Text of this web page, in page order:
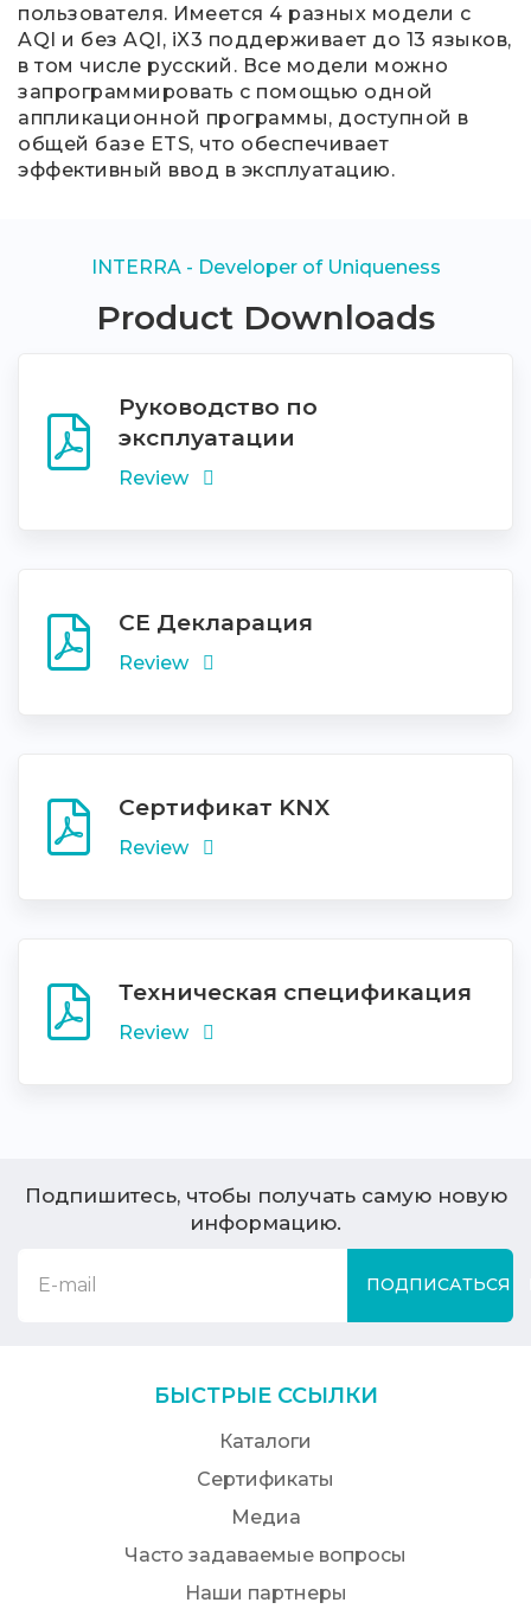
пользователя. Имеется 4 разных модели с
AQI и без AQI, iX3 поддерживает до 13 языков,
в том числе русский. Все модели можно
запрограммировать с помощью одной
аппликационной программы, доступной в
общей базе ETS, что обеспечивает
эффективный ввод в эксплуатацию.
INTERRA - Developer of Uniqueness
Product Downloads
Руководство по
эксплуатации
Review
СЕ Декларация
Review
Сертификат KNX
Review
Техническая спецификация
Review
Подпишитесь, чтобы получать самую новую
информацию.
ПОДПИСАТЬСЯ
БЫСТРЫЕ ССЫЛКИ
Каталоги
Сертификаты
Медиа
Часто задаваемые вопросы
Наши партнеры